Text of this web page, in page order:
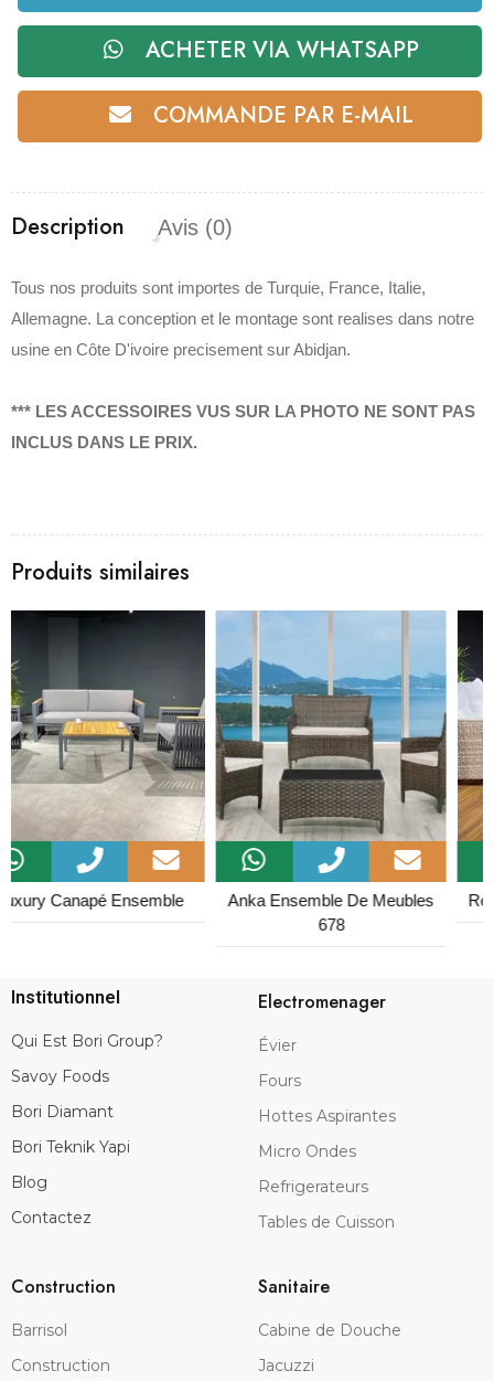
ACHETER VIA WHATSAPP
COMMANDE PAR E-MAIL
Description Avis (0)
Tous nos produits sont importes de Turquie, France, Italie,
Allemagne. La conception et le montage sont realises dans notre
usine en Côte D'ivoire precisement sur Abidjan.
*** LES ACCESSOIRES VUS SUR LA PHOTO NE SONT PAS
INCLUS DANS LE PRIX.
Produits similaires
Anka Ensemble De Meubles
678
Rose Xi Ensemble De Jardin
Institutionnel
Qui Est Bori Group?
Savoy Foods
Bori Diamant
Bori Teknik Yapi
Blog
Contactez
Electromenager
Évier
Fours
Hottes Aspirantes
Micro Ondes
Refrigerateurs
Tables de Cuisson
Construction
Barrisol
Construction
Sanitaire
Cabine de Douche
Jacuzzi